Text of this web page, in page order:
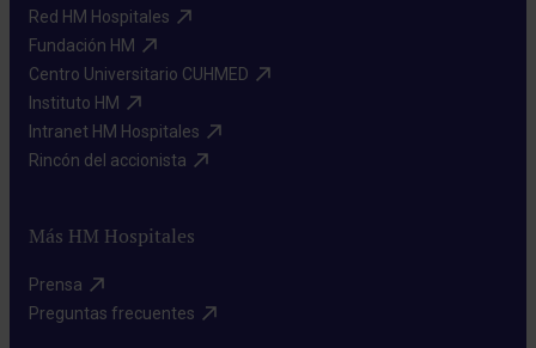
Red HM Hospitales​
Fundación HM​
Centro Universitario CUHMED​
Instituto HM​
Intranet HM Hospitales​
Rincón del accionista​
Más HM Hospitales
Prensa​
Preguntas frecuentes​